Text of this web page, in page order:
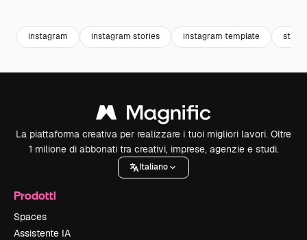
instagram instagram stories instagram template
La piattaforma creativa per realizzare i tuoi migliori lavori. Oltre
1 milione di abbonati tra creativi, imprese, agenzie e studi.
Italiano
Prodotti
Spaces
Assistente IA